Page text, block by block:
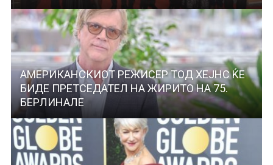
АМЕРИКАНСКИОТ РЕЖИСЕР ТОД ХЕЈНС ЌЕ
БИДЕ ПРЕТСЕДАТЕЛ НА ЖИРИТО НА 75.
БЕРЛИНАЛЕ